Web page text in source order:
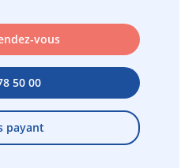
vous
50 00
payant